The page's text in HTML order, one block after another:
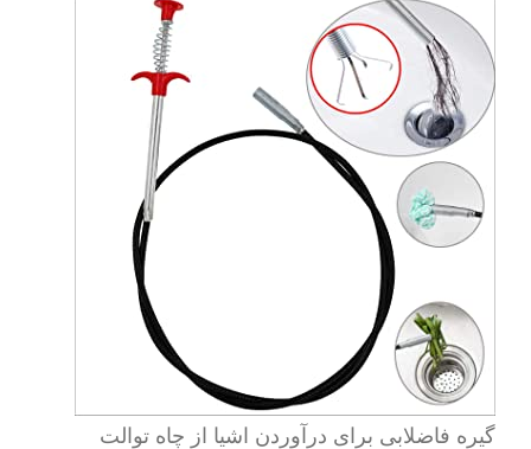
گیره فاضلابی برای درآوردن اشیا از چاه توالت